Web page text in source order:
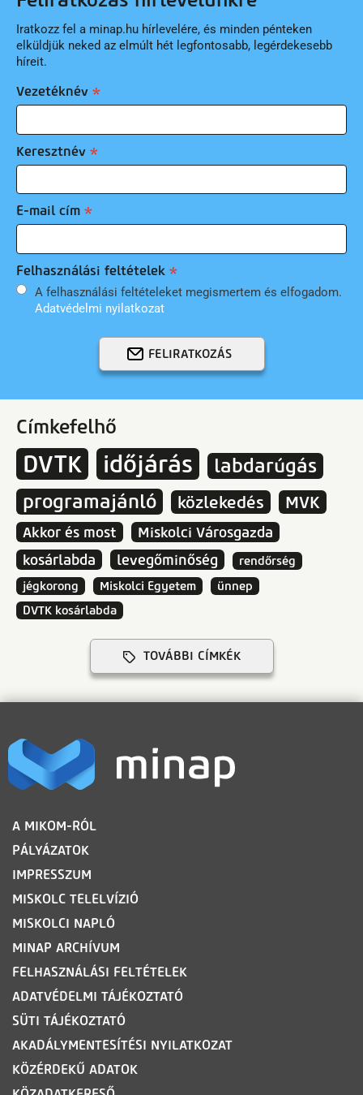
Iratkozz fel a minap.hu hírlevelére, és minden pénteken
elküldjük neked az elmúlt hét legfontosabb, legérdekesebb
híreit.
Vezetéknév
Keresztnév
E-mail cím
Felhasználási feltételek
A felhasználási feltételeket megismertem és elfogadom.
Adatvédelmi nyilatkozat
FELIRATKOZÁS
Címkefelhő
DVTK időjárás
labdarúgás
programajánló
közlekedés MVK
Akkor és most
Miskolci Városgazda
kosárlabda
levegőminőség
rendőrség
jégkorong
Miskolci Egyetem
ünnep
DVTK kosárlabda
TOVÁBBI CÍMKÉK
LÁBLÉC
A MIKOM-RÓL
PÁLYÁZATOK
IMPRESSZUM
MISKOLC TELELVÍZIÓ
MISKOLCI NAPLÓ
MINAP ARCHÍVUM
FELHASZNÁLÁSI FELTÉTELEK
ADATVÉDELMI TÁJÉKOZTATÓ
SÜTI TÁJÉKOZTATÓ
AKADÁLYMENTESÍTÉSI NYILATKOZAT
KÖZÉRDEKŰ ADATOK